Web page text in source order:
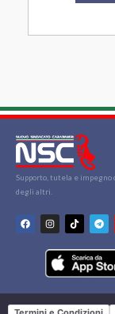
Supporto, tutela e impegno
degli altri.